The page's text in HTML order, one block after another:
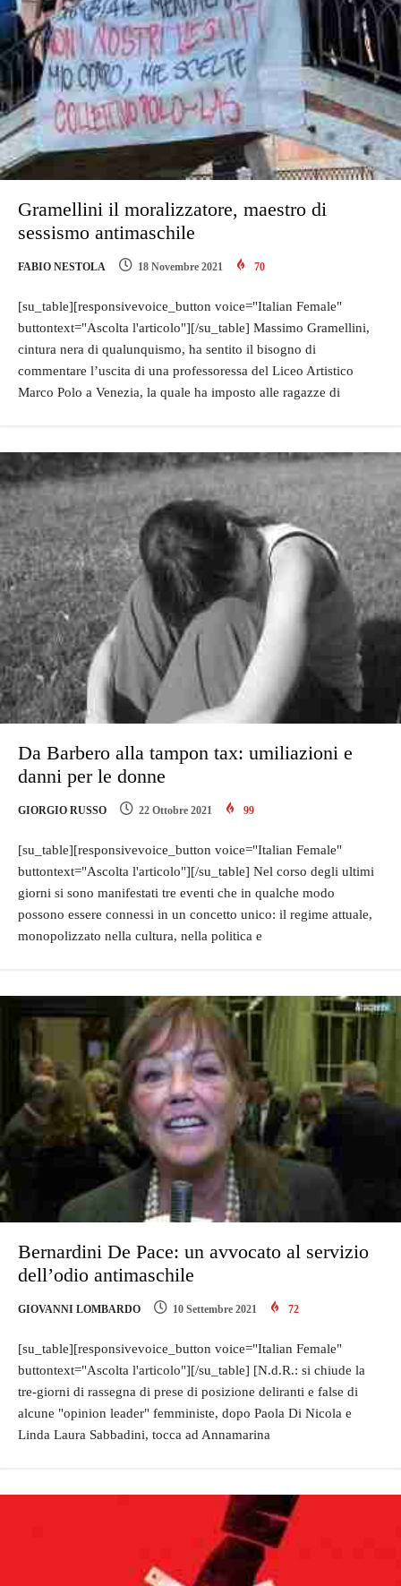
Gramellini il moralizzatore, maestro di
sessismo antimaschile
FABIO NESTOLA 18 Novembre 2021 70
[su_table][responsivevoice_button voice="Italian Female"
buttontext="Ascolta l'articolo"][/su_table] Massimo Gramellini,
cintura nera di qualunquismo, ha sentito il bisogno di
commentare l’uscita di una professoressa del Liceo Artistico
Marco Polo a Venezia, la quale ha imposto alle ragazze di
Da Barbero alla tampon tax: umiliazioni e
danni per le donne
GIORGIO RUSSO 22 Ottobre 2021 99
[su_table][responsivevoice_button voice="Italian Female"
buttontext="Ascolta l'articolo"][/su_table] Nel corso degli ultimi
giorni si sono manifestati tre eventi che in qualche modo
possono essere connessi in un concetto unico: il regime attuale,
monopolizzato nella cultura, nella politica e
Bernardini De Pace: un avvocato al servizio
dell’odio antimaschile
GIOVANNI LOMBARDO 10 Settembre 2021 72
[su_table][responsivevoice_button voice="Italian Female"
buttontext="Ascolta l'articolo"][/su_table] [N.d.R.: si chiude la
tre-giorni di rassegna di prese di posizione deliranti e false di
alcune "opinion leader" femministe, dopo Paola Di Nicola e
Linda Laura Sabbadini, tocca ad Annamarina